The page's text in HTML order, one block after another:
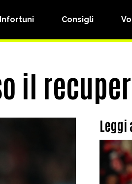
Infortuni Consigli
il
Leggi